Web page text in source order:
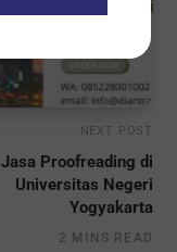
NEXT POST
Jasa Proofreading di
Universitas Negeri
Yogyakarta
2 MINS READ